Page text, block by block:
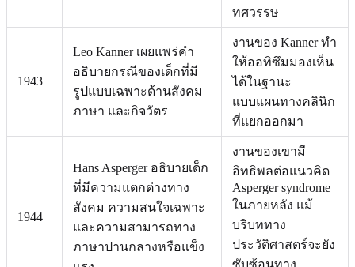
ทศวรรษ
1943
Leo Kanner เผยแพร่คำ
อธิบายกรณีของเด็กที่มี
รูปแบบเฉพาะด้านสังคม
ภาษา และกิจวัตร
งานของ Kanner ทำ
ให้ออทิซึมมองเห็น
ได้ในฐานะ
แบบแผนทางคลินิก
ที่แยกออกมา
1944
Hans Asperger อธิบายเด็ก
ที่มีความแตกต่างทาง
สังคม ความสนใจเฉพาะ
และความสามารถทาง
ภาษาปานกลางหรือแข็ง
งานของเขามี
อิทธิพลต่อแนวคิด
Asperger syndrome
ในภายหลัง แม้
บริบททาง
ประวัติศาสตร์จะยัง
ซับซ้อนทาง